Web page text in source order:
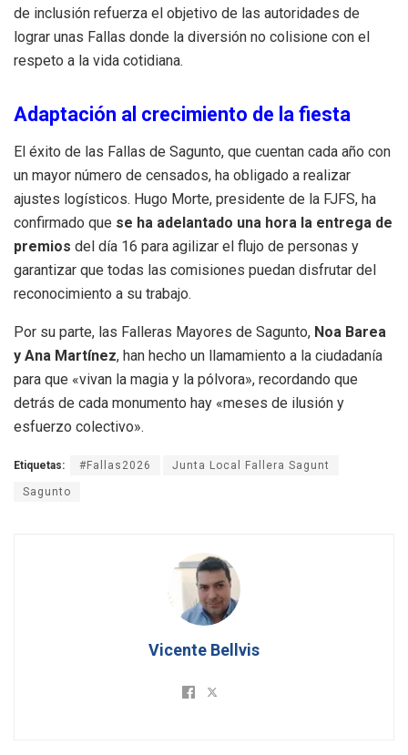
de inclusión refuerza el objetivo de las autoridades de
lograr unas Fallas donde la diversión no colisione con el
respeto a la vida cotidiana.
Adaptación al crecimiento de la fiesta
El éxito de las Fallas de Sagunto, que cuentan cada año con
un mayor número de censados, ha obligado a realizar
ajustes logísticos. Hugo Morte, presidente de la FJFS, ha
confirmado que se ha adelantado una hora la entrega de
premios del día 16 para agilizar el flujo de personas y
garantizar que todas las comisiones puedan disfrutar del
reconocimiento a su trabajo.
Por su parte, las Falleras Mayores de Sagunto, Noa Barea
y Ana Martínez, han hecho un llamamiento a la ciudadanía
para que «vivan la magia y la pólvora», recordando que
detrás de cada monumento hay «meses de ilusión y
esfuerzo colectivo».
Etiquetas: #Fallas2026 Junta Local Fallera Sagunt
Sagunto
Vicente Bellvis